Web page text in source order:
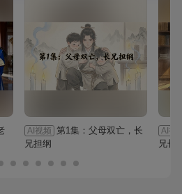
AI视频
第1集：父母双亡，长
兄担纲
AI视
兄长